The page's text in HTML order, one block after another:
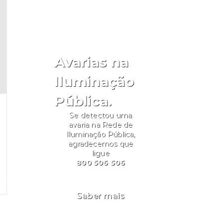
Avarias na
Iluminação
Pública.
Se detectou uma
avaria na Rede de
Iluminação Pública,
agradecemos que
ligue
800 506 506
Saber mais